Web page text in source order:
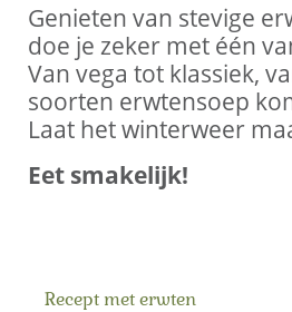
Genieten van stevige
doe je zeker met één
Van vega tot klassiek,
soorten erwtensoep
Laat het winterweer
Eet smakelijk!
Recept met erwten